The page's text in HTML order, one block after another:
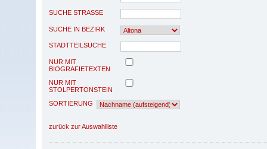
SUCHE STRASSE
SUCHE IN BEZIRK
STADTTEILSUCHE
NUR MIT
BIOGRAFIETEXTEN
NUR MIT
STOLPERTONSTEIN
SORTIERUNG
zurück zur Auswahlliste